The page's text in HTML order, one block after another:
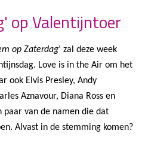
N201 en live op radio
voetballer Arjan
op Valentijntoer
op Zaterdag‘ zal deze week
Love is in the Air om het
ook Elvis Presley, Andy
Aznavour, Diana Ross en
van de namen die dat
Alvast in de stemming komen?